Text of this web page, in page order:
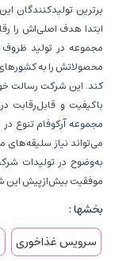
برترین‌ تولیدکنندگان
ابتدا هدف اصلی‌اش را
مجموعه در تولید
محصولاتش را به
کند. این شرکت رسالت
باکیفیت و قابل‌رقابت
مجموعه آرکوفام تنوع
می‌تواند نیاز سلیقه‌های
به‌وضوح در تولیدات
موفقیت بیش‌ازپیش این
بخشها :
سرویس غذاخوری